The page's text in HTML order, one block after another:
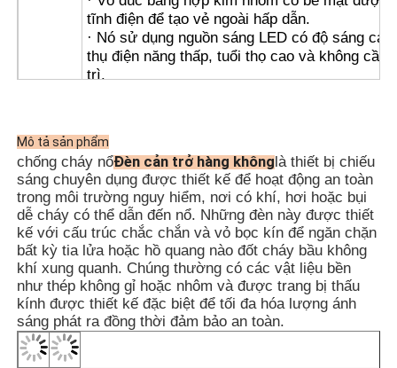
ĐẶC
TRƯNG
tĩnh điện để tạo vẻ ngoài hấp dẫn.
· Nó sử dụng nguồn sáng LED có độ sáng
thụ điện năng thấp, tuổi thọ cao và không cần
trì.
miếng đệm kín bằng cao su silicon chống lão
mang lại khả năng bảo vệ tuyệt vời.
· Nó có chip tích hợp với nhiều mạch bảo vệ
thể được trang bị chip vệ tinh GPS và Beidou
đồng bộ hóa nhiều đèn.
· Sử dụng công tắc tự động điều khiển bằng
cho độ tin cậy cao, tự động bật vào ban đêm
trong điều kiện có sương mù, tự động tắt vào
ngày.
· Đồng bộ hóa không dây có sẵn theo yêu cầu
dễ sử dụng và cài đặt; vui lòng ghi rõ khi đặt
Mô tả sản phẩm
chống cháy nổĐèn cản trở hàng khônglà thiết bị chiếu
sáng chuyên dụng được thiết kế để hoạt động an toàn
trong môi trường nguy hiểm, nơi có khí, hơi hoặc bụi
dễ cháy có thể dẫn đến nổ. Những đèn này được thiết
kế với cấu trúc chắc chắn và vỏ bọc kín để ngăn chặn
bất kỳ tia lửa hoặc hồ quang nào đốt cháy bầu không
khí xung quanh. Chúng thường có các vật liệu bền
như thép không gỉ hoặc nhôm và được trang bị thấu
kính được thiết kế đặc biệt để tối đa hóa lượng ánh
sáng phát ra đồng thời đảm bảo an toàn.